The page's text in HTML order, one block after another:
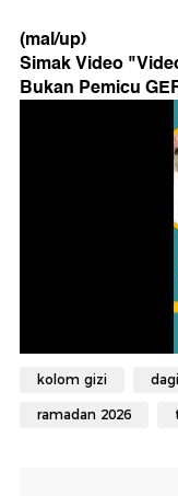
(mal/up)
Simak Video "
Bukan Pemicu
kolom gizi
ramadan 2026